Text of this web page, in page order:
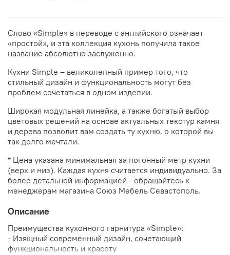
Слово «Simple» в переводе с английского означает
«простой», и эта коллекция кухонь получила такое
название абсолютно заслуженно.
Кухни Simple – великолепный пример того, что
стильный дизайн и функциональность могут без
проблем сочетаться в одном изделии.
Широкая модульная линейка, а также богатый выбор
цветовых решений на основе актуальных текстур камня
и дерева позволит вам создать ту кухню, о которой вы
так долго мечтали.
* Цена указана минимальная за погонный метр кухни
(верх и низ). Каждая кухня считается индивидуально. За
более детальной информацией - обращайтесь к
менеджерам магазина Союз Мебель Севастополь.
Описание
Преимущества кухонного гарнитура «Simple»:
- Изящный современный дизайн, сочетающий
функциональность и красоту